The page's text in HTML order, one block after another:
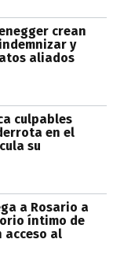
crean
y
aliados
culpables
en el
su
a Rosario a
íntimo de
acceso al